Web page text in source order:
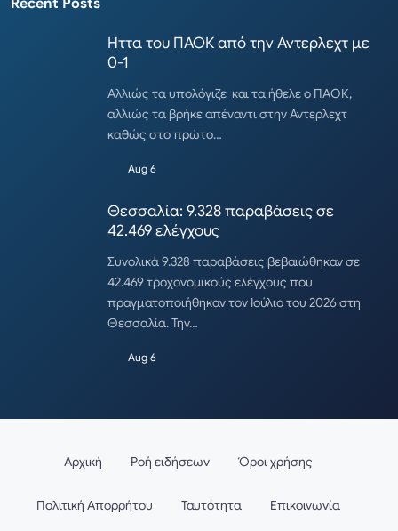
Ηττα του ΠΑΟΚ από την Αντερλεχτ με
0-1
Αλλιώς τα υπολόγιζε και τα ήθελε ο ΠΑΟΚ,
αλλιώς τα βρήκε απέναντι στην Αντερλεχτ
καθώς στο πρώτο…
Aug 6
Θεσσαλία: 9.328 παραβάσεις σε
42.469 ελέγχους
Συνολικά 9.328 παραβάσεις βεβαιώθηκαν σε
42.469 τροχονομικούς ελέγχους που
πραγματοποιήθηκαν τον Ιούλιο του 2026 στη
Θεσσαλία. Την…
Aug 6
Αρχική Ροή ειδήσεων Όροι χρήσης
Πολιτική Απορρήτου Ταυτότητα Επικοινωνία